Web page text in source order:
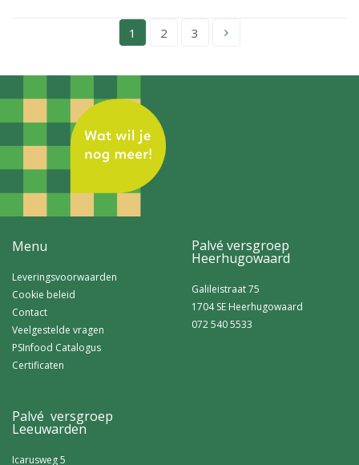
1 2 3
Menu
Leveringsvoorwaarden
Cookie beleid
Contact
Veelgestelde vragen
PSInfood Catalogus
Certificaten
Palvé versgroep
Heerhugowaard
Galileistraat 75
1704 SE Heerhugowaard
072 540 5533
Palvé versgroep
Leeuwarden
Icarusweg 5